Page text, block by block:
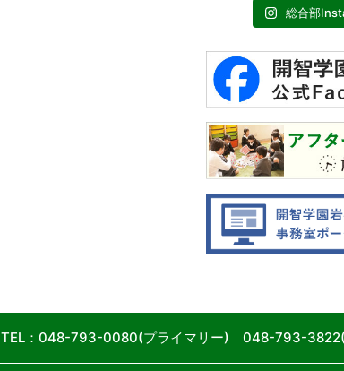
総合部
TEL：048-793-0080(プライマリー) 048-793-3822(